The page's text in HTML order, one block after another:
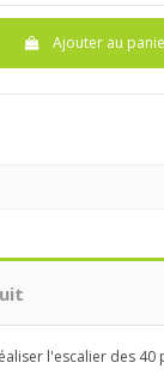
Ajouter au
l'escalier des 40